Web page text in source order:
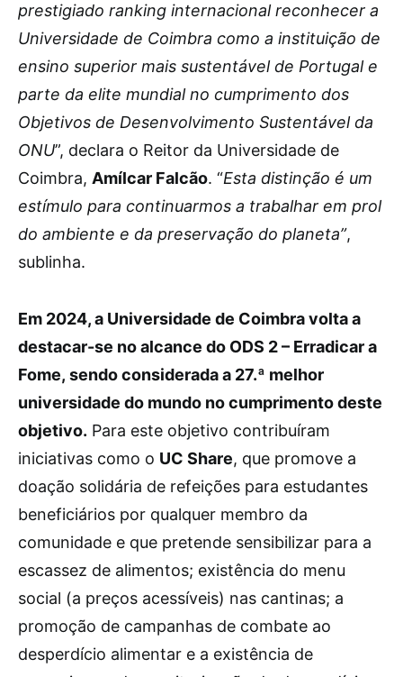
prestigiado ranking internacional reconhecer a
Universidade de Coimbra como a instituição de
ensino superior mais sustentável de Portugal e
parte da elite mundial no cumprimento dos
Objetivos de Desenvolvimento Sustentável da
ONU”, declara o Reitor da Universidade de
Coimbra, Amílcar Falcão. “Esta distinção é um
estímulo para continuarmos a trabalhar em prol
do ambiente e da preservação do planeta”,
sublinha.
Em 2024, a Universidade de Coimbra volta a
destacar-se no alcance do ODS 2 – Erradicar a
Fome, sendo considerada a 27.ª melhor
universidade do mundo no cumprimento deste
objetivo. Para este objetivo contribuíram
iniciativas como o UC Share, que promove a
doação solidária de refeições para estudantes
beneficiários por qualquer membro da
comunidade e que pretende sensibilizar para a
escassez de alimentos; existência do menu
social (a preços acessíveis) nas cantinas; a
promoção de campanhas de combate ao
desperdício alimentar e a existência de